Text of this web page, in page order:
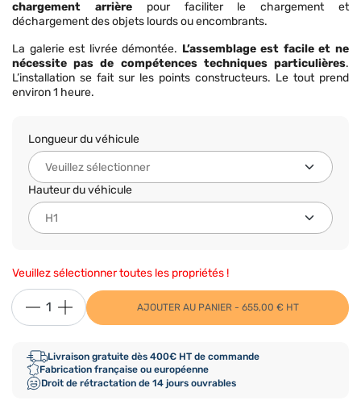
chargement arrièrepour faciliter le chargement et
déchargement des objets lourds ou encombrants.
La galerie est livrée démontée. L’assemblage est facile et ne
nécessite pas de compétences techniques particulières.
L’installation se fait sur les points constructeurs. Le tout prend
environ 1 heure.
Longueur du véhicule
Hauteur du véhicule
Veuillez sélectionner toutes les propriétés !
AJOUTER AU PANIER - 655,00 € HT
Livraison gratuite dès 400€ HT de commande
Fabrication française ou européenne
Droit de rétractation de 14 jours ouvrables